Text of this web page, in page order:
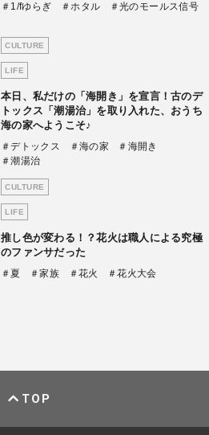
＃1/fゆらぎ ＃ホタル ＃光のモールス信号
CULTURE
LIFE
本日、私だけの「海開き」を宣言！古のデ
トックス「潮湯治」を取り入れた、おうち
海の家へようこそ♪
＃デトックス ＃海の家
＃海開き
＃潮湯治
CULTURE
LIFE
推し色が変わる！？花火は職人による究極
のファンサだった
＃夏 ＃家族 ＃花火 ＃花火大会
TOP